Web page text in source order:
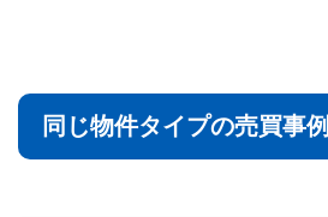
同じ物件タイプの売買事例